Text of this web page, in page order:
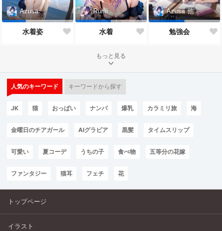
Azusa
水着姿
Rumi
水着
Azusa 他
勉強会
もっと見る
人気のキーワード キーワードから探す
JK 猫 おっぱい ナンパ 爆乳 カラミリ旅 海
金曜日のチアガール AIグラビア 黒髪 タイムスリップ
可愛い 夏コーデ うちの子 食べ物 五等分の花嫁
ファンタジー 猫耳 フェチ 花
トップページ
イラスト